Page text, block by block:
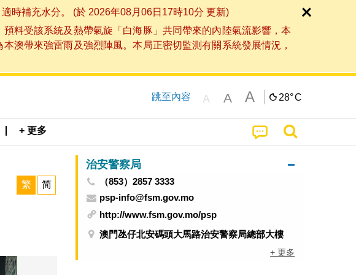
時補充水分。 (於 2026年08月06日17時10分 更新)
料受該系統及熱帶氣旋「白海豚」共同帶來的內陸氣流影響，本
澳帶來強雷雨及強烈陣風。本局正密切監測有關系統發展情況，
跳至內容 A A A 28°C
+ 更多
繁 简
治安警察局
（853）2857 3333
psp-info@fsm.gov.mo
http://www.fsm.gov.mo/psp
澳門氹仔北安碼頭大馬路治安警察局總部大樓
+ 更多